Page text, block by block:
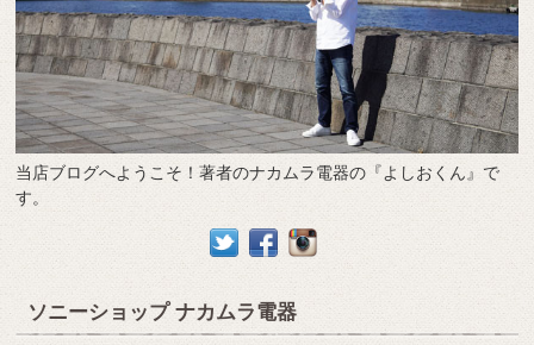
当店ブログへようこそ！著者のナカムラ電器の『よしおくん』で
す。
ソニーショップ ナカムラ電器